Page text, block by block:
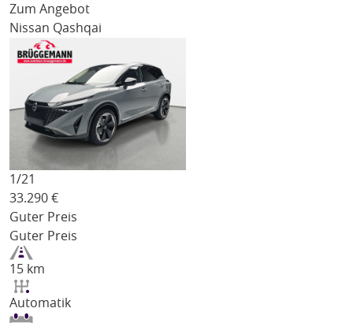
Zum Angebot
Nissan Qashqai
1/21
33.290 €
Guter Preis
Guter Preis
15 km
Automatik